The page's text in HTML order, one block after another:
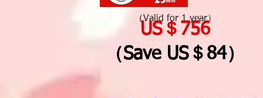
（Valid for 1 year）
US＄756
（Save US＄84）